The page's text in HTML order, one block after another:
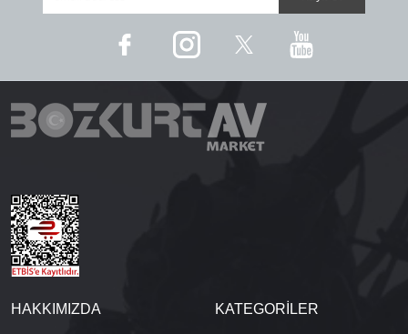
HAKKIMIZDA KATEGORİLER